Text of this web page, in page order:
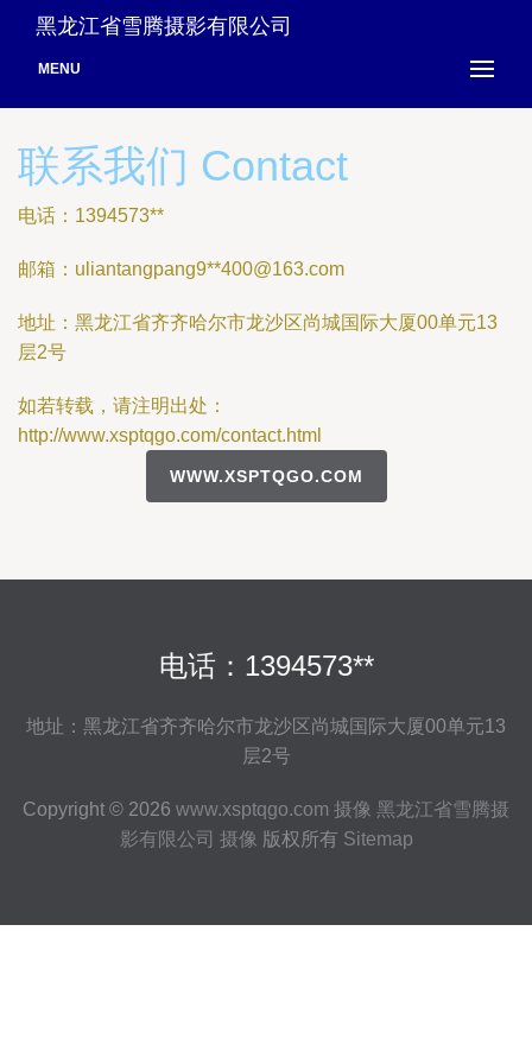
黑龙江省雪腾摄影有限公司
MENU
联系我们 Contact
电话：1394573**
邮箱：uliantangpang9**400@163.com
地址：黑龙江省齐齐哈尔市龙沙区尚城国际大厦00单元13
层2号
如若转载，请注明出处：
http://www.xsptqgo.com/contact.html
WWW.XSPTQGO.COM
电话：1394573**
地址：黑龙江省齐齐哈尔市龙沙区尚城国际大厦00单元13
层2号
Copyright © 2026 www.xsptqgo.com 摄像 黑龙江省雪腾摄
影有限公司 摄像 版权所有 Sitemap